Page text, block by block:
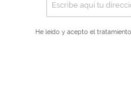
He leído y acepto el